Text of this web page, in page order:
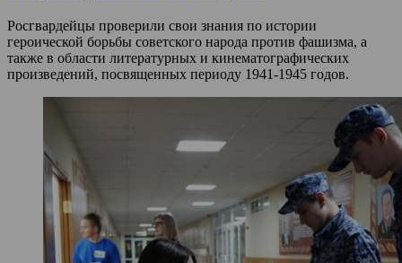
Росгвардейцы проверили свои знания по истории
героической борьбы советского народа против фашизма, а
также в области литературных и кинематографических
произведений, посвященных периоду 1941-1945 годов.